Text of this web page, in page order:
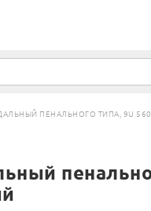
ПЕНАЛЬНОГО ТИПА, 9U